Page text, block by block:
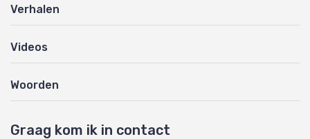
Verhalen
Videos
Woorden
Graag kom ik in contact